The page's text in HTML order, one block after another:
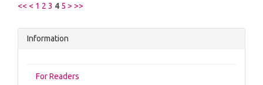
<< < 1 2 3 4 5 > >>
Information
For Readers